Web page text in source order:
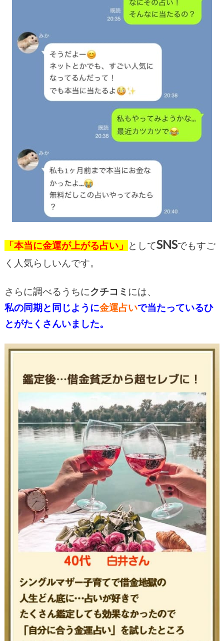
「本当に金運が上がる占い」 としてSNSでもすご
く人気らしいんです。
さらに調べるうちにクチコミ には、
私の同期と同じように金運占いで当たっているひ
とがたくさんいました。